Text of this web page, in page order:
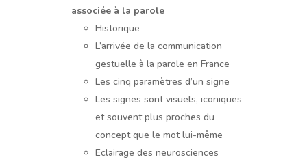
associée à la parole
Historique
L’arrivée de la communication
gestuelle à la parole en France
Les cinq paramètres d’un signe
Les signes sont visuels, iconiques
et souvent plus proches du
concept que le mot lui-même
Eclairage des neurosciences